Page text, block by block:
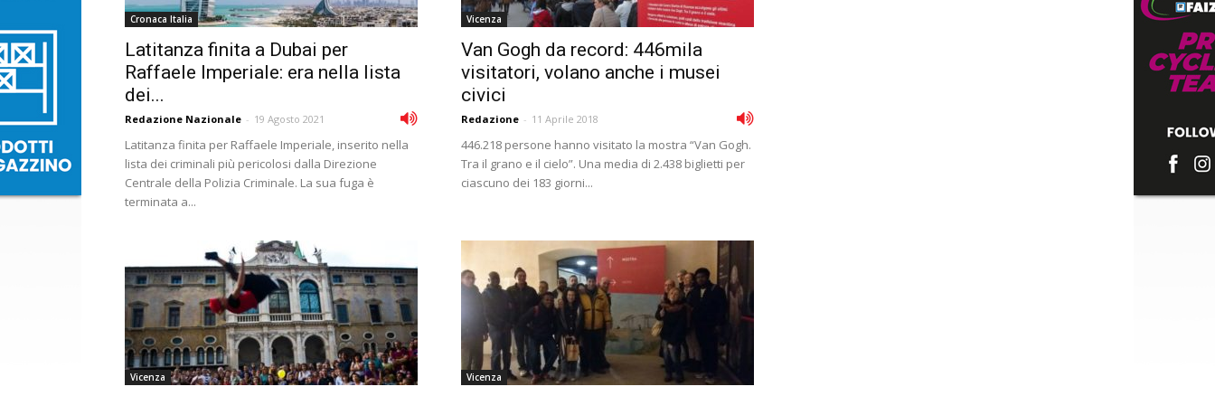
Cronaca Italia
Latitanza finita a Dubai per
Raffaele Imperiale: era nella lista
dei...
Redazione Nazionale - 19 Agosto 2021
Latitanza finita per Raffaele Imperiale, inserito nella
lista dei criminali più pericolosi dalla Direzione
Centrale della Polizia Criminale. La sua fuga è
terminata a...
Vicenza
Van Gogh da record: 446mila
visitatori, volano anche i musei
civici
Redazione - 11 Aprile 2018
446.218 persone hanno visitato la mostra “Van Gogh.
Tra il grano e il cielo”. Una media di 2.438 biglietti per
ciascuno dei 183 giorni...
Vicenza Vicenza